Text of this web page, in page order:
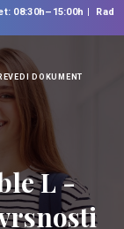
08:30h–15:00h
Rad
DOKUMENT